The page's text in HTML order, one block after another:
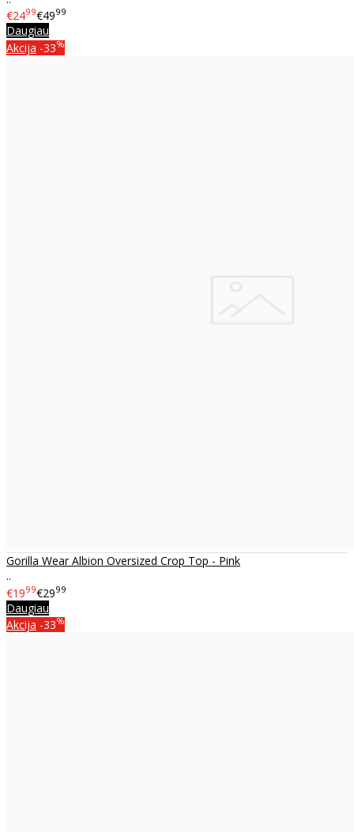
€2499€4999
Daugiau
Akcija -33%
Gorilla Wear Albion Oversized Crop Top - Pink
..
€1999€2999
Daugiau
Akcija -33%